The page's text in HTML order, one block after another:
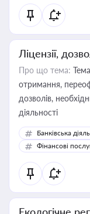
Ліцензії,
Про що тема:
отримання,
дозволів,
діяльності
Банківська
Фінансові